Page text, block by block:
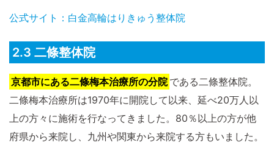
公式サイト：白金高輪はりきゅう整体院
2.3 二條整体院
京都市にある二條梅本治療所の分院である二條整体院。
二條梅本治療所は1970年に開院して以来、延べ20万人以
上の方々に施術を行なってきました。80％以上の方が他
府県から来院し、九州や関東から来院する方もいました。